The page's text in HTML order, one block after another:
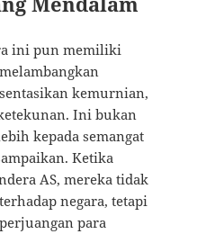
ini pun memiliki
kemurnian,
Ini bukan
kepada semangat
Ketika
AS, mereka tidak
negara, tetapi
para